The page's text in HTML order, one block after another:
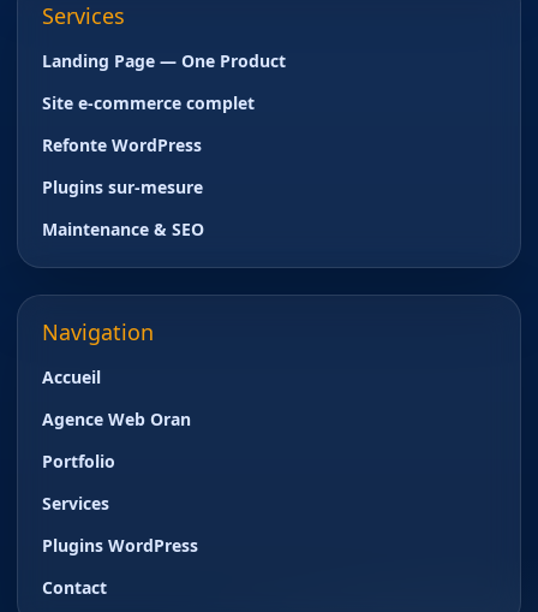
Services
Landing Page — One Product
Site e-commerce complet
Refonte WordPress
Plugins sur-mesure
Maintenance & SEO
Navigation
Accueil
Agence Web Oran
Portfolio
Services
Plugins WordPress
Contact